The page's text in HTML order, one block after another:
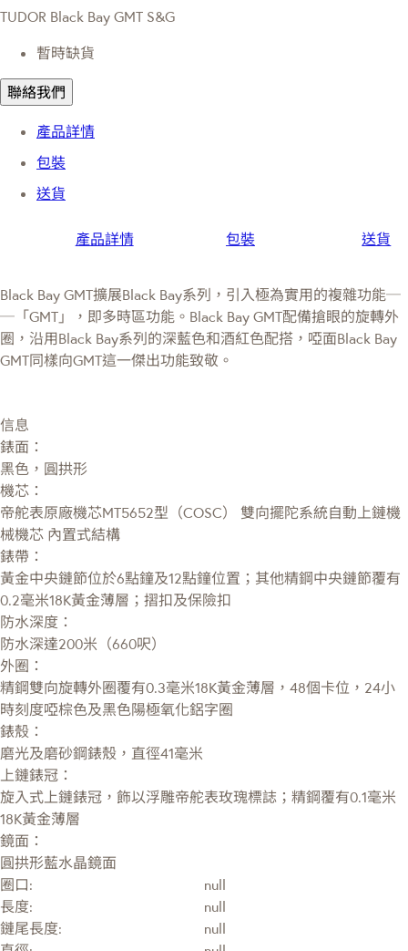
TUDOR Black Bay GMT S&G
暫時缺貨
聯絡我們
產品詳情
包裝
送貨
產品詳情 包裝 送貨
Black Bay GMT擴展Black Bay系列，引入極為實用的複雜功能─
─「GMT」，即多時區功能。Black Bay GMT配備搶眼的旋轉外
圈，沿用Black Bay系列的深藍色和酒紅色配搭，啞面Black Bay
GMT同樣向GMT這一傑出功能致敬。
信息
錶面：
黑色，圓拱形
機芯：
帝舵表原廠機芯MT5652型（COSC） 雙向擺陀系統自動上鏈機
械機芯 內置式結構
錶帶：
黃金中央鏈節位於6點鐘及12點鐘位置；其他精鋼中央鏈節覆有
0.2毫米18K黃金薄層；摺扣及保險扣
防水深度：
防水深達200米（660呎）
外圈：
精鋼雙向旋轉外圈覆有0.3毫米18K黃金薄層，48個卡位，24小
時刻度啞棕色及黑色陽極氧化鋁字圈
錶殼：
磨光及磨砂鋼錶殼，直徑41毫米
上鏈錶冠：
旋入式上鏈錶冠，飾以浮雕帝舵表玫瑰標誌；精鋼覆有0.1毫米
18K黃金薄層
鏡面：
圓拱形藍水晶鏡面
圈口:
null
長度:
null
鏈尾長度:
null